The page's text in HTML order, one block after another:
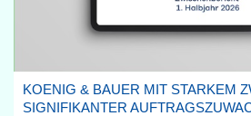
KOENIG & BAUER MIT STARKEM
SIGNIFIKANTER